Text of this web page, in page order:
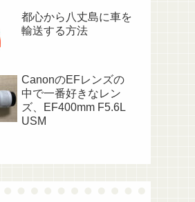
都心から八丈島に車を
輸送する方法
CanonのEFレンズの
中で一番好きなレン
ズ、EF400mm F5.6L
USM